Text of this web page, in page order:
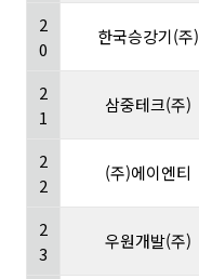
2
0
한국승강기(주)
2
1
삼중테크(주)
2
2
(주)에이엔티
2
3
우원개발(주)